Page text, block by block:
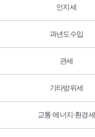
인지세
과년도수입
관세
기타방위세
교통·에너지·환경세